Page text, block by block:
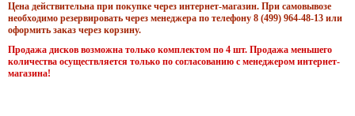
Цена действительна при покупке через интернет-магазин. При самовывозе
необходимо резервировать через менеджера по телефону 8 (499) 964-48-13 или
оформить заказ через корзину.
Продажа дисков возможна только комплектом по 4 шт. Продажа меньшего
количества осуществляется только по согласованию с менеджером интернет-
магазина!